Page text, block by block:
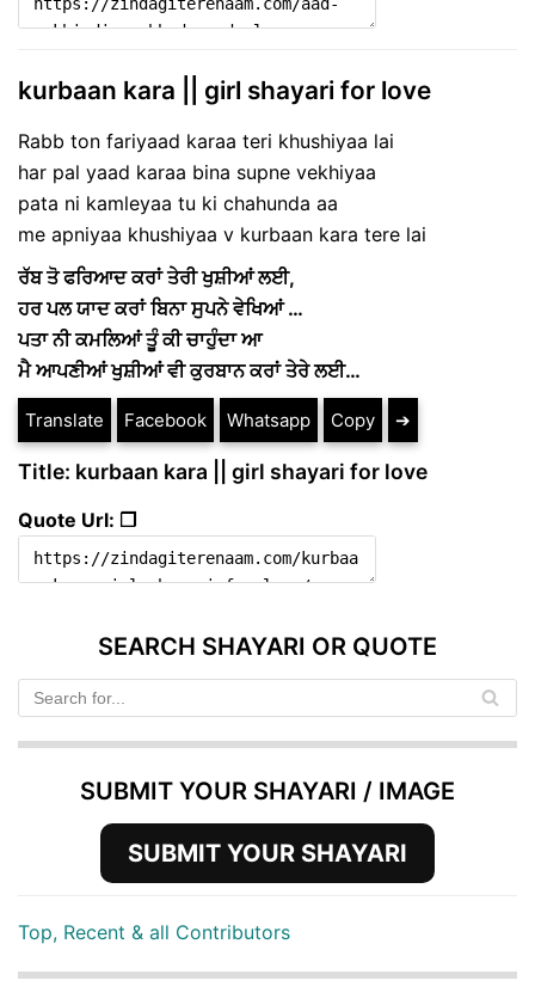
kurbaan kara || girl shayari for love
Rabb ton fariyaad karaa teri khushiyaa lai
har pal yaad karaa bina supne vekhiyaa
pata ni kamleyaa tu ki chahunda aa
me apniyaa khushiyaa v kurbaan kara tere lai
ਰੱਬ ਤੋ ਫਰਿਆਦ ਕਰਾਂ ਤੇਰੀ ਖੁਸ਼ੀਆਂ ਲਈ,
ਹਰ ਪਲ ਯਾਦ ਕਰਾਂ ਬਿਨਾ ਸੁਪਨੇ ਵੇਖਿਆਂ …
ਪਤਾ ਨੀ ਕਮਲਿਆਂ ਤੂੰ ਕੀ ਚਾਹੁੰਦਾ ਆ
ਮੈ ਆਪਣੀਆਂ ਖੁਸ਼ੀਆਂ ਵੀ ਕੁਰਬਾਨ ਕਰਾਂ ਤੇਰੇ ਲਈ…
Translate Facebook Whatsapp Copy ➔
Title: kurbaan kara || girl shayari for love
Quote Url: ❐
SEARCH SHAYARI OR QUOTE
SUBMIT YOUR SHAYARI / IMAGE
SUBMIT YOUR SHAYARI
Top, Recent & all Contributors